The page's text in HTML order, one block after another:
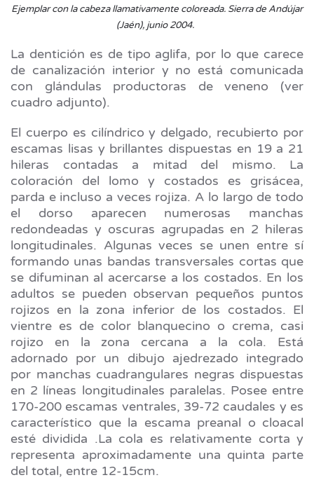
Ejemplar con la cabeza llamativamente coloreada. Sierra de Andújar
(Jaén), junio 2004.
La dentición es de tipo aglifa, por lo que carece
de canalización interior y no está comunicada
con glándulas productoras de veneno (ver
cuadro adjunto).
El cuerpo es cilíndrico y delgado, recubierto por
escamas lisas y brillantes dispuestas en 19 a 21
hileras contadas a mitad del mismo. La
coloración del lomo y costados es grisácea,
parda e incluso a veces rojiza. A lo largo de todo
el dorso aparecen numerosas manchas
redondeadas y oscuras agrupadas en 2 hileras
longitudinales. Algunas veces se unen entre sí
formando unas bandas transversales cortas que
se difuminan al acercarse a los costados. En los
adultos se pueden observan pequeños puntos
rojizos en la zona inferior de los costados. El
vientre es de color blanquecino o crema, casi
rojizo en la zona cercana a la cola. Está
adornado por un dibujo ajedrezado integrado
por manchas cuadrangulares negras dispuestas
en 2 líneas longitudinales paralelas. Posee entre
170-200 escamas ventrales, 39-72 caudales y es
característico que la escama preanal o cloacal
esté dividida .La cola es relativamente corta y
representa aproximadamente una quinta parte
del total, entre 12-15cm.